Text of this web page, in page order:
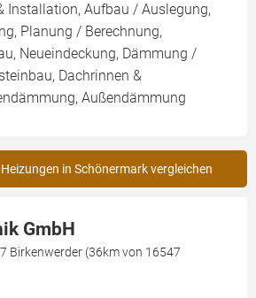
Installation, Aufbau / Auslegung,
Planung / Berechnung,
Neueindeckung, Dämmung /
Dachrinnen &
Außendämmung
in Schönermark vergleichen
GmbH
Birkenwerder (36km von 16547